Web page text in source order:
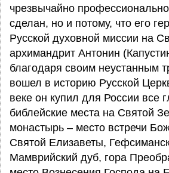
чрезвычайно
сделан, но и потому, что его
Русской духовной миссии на
архимандрит Антонин
благодаря своим неустанным
вошел в историю Русской
веке он купил для России все
библейские места на Святой
монастырь – место встречи
Святой Елизаветы,
Мамврийский дуб, гора